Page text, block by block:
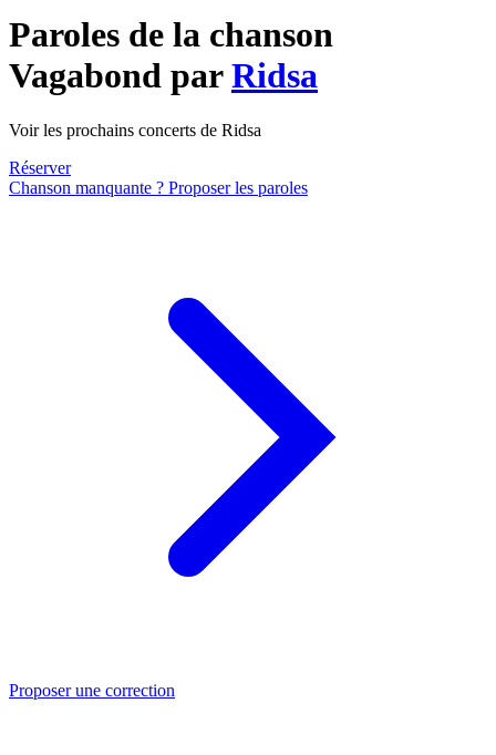
Paroles de la chanson
Vagabond parRidsa
Voir les prochains concerts de Ridsa
Réserver
Chanson manquante ? Proposer les paroles
Proposer une correction